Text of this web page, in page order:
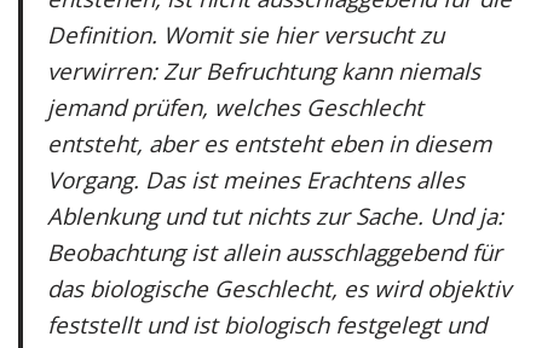
Definition. Womit sie hier versucht zu
verwirren: Zur Befruchtung kann niemals
jemand prüfen, welches Geschlecht
entsteht, aber es entsteht eben in diesem
Vorgang. Das ist meines Erachtens alles
Ablenkung und tut nichts zur Sache. Und ja:
Beobachtung ist allein ausschlaggebend für
das biologische Geschlecht, es wird objektiv
feststellt und ist biologisch festgelegt und